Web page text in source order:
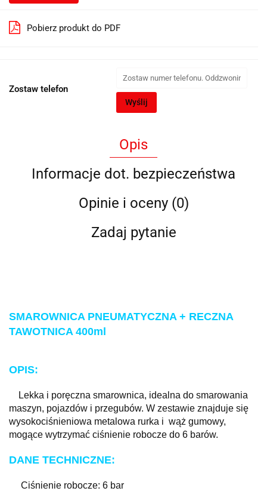
Pobierz produkt do PDF
Zostaw telefon
Wyślij
Opis
Informacje dot. bezpieczeństwa
Opinie i oceny (0)
Zadaj pytanie
SMAROWNICA PNEUMATYCZNA + RECZNA
TAWOTNICA 400ml
OPIS:
Lekka i poręczna smarownica, idealna do smarowania
maszyn, pojazdów i przegubów. W zestawie znajduje się
wysokociśnieniowa metalowa rurka i wąż gumowy,
mogące wytrzymać ciśnienie robocze do 6 barów.
DANE TECHNICZNE:
Ciśnienie robocze: 6 bar